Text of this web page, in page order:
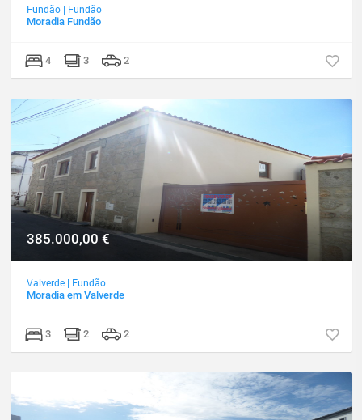
Fundão | Fundão
Moradia Fundão
4 3 2
385.000,00 €
Valverde | Fundão
Moradia em Valverde
3 2 2